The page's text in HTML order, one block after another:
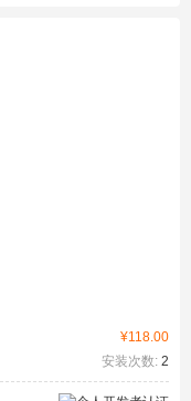
¥118.00
安装次数: 2